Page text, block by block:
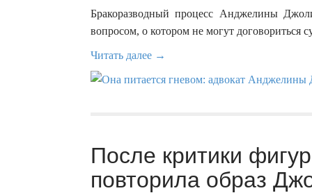
Бракоразводный процесс Анджелины
вопросом, о котором не могут договориться
Читать далее →
После критики
повторила образ